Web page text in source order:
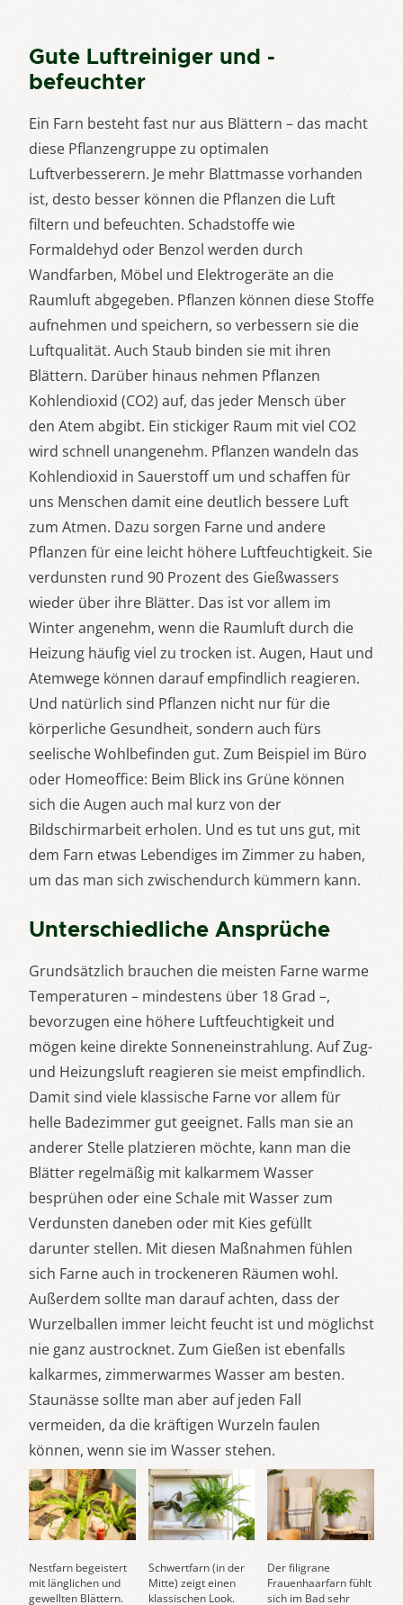
Gute Luftreiniger und -
befeuchter
Ein Farn besteht fast nur aus Blättern – das macht
diese Pflanzengruppe zu optimalen
Luftverbesserern. Je mehr Blattmasse vorhanden
ist, desto besser können die Pflanzen die Luft
filtern und befeuchten. Schadstoffe wie
Formaldehyd oder Benzol werden durch
Wandfarben, Möbel und Elektrogeräte an die
Raumluft abgegeben. Pflanzen können diese Stoffe
aufnehmen und speichern, so verbessern sie die
Luftqualität. Auch Staub binden sie mit ihren
Blättern. Darüber hinaus nehmen Pflanzen
Kohlendioxid (CO2) auf, das jeder Mensch über
den Atem abgibt. Ein stickiger Raum mit viel CO2
wird schnell unangenehm. Pflanzen wandeln das
Kohlendioxid in Sauerstoff um und schaffen für
uns Menschen damit eine deutlich bessere Luft
zum Atmen. Dazu sorgen Farne und andere
Pflanzen für eine leicht höhere Luftfeuchtigkeit. Sie
verdunsten rund 90 Prozent des Gießwassers
wieder über ihre Blätter. Das ist vor allem im
Winter angenehm, wenn die Raumluft durch die
Heizung häufig viel zu trocken ist. Augen, Haut und
Atemwege können darauf empfindlich reagieren.
Und natürlich sind Pflanzen nicht nur für die
körperliche Gesundheit, sondern auch fürs
seelische Wohlbefinden gut. Zum Beispiel im Büro
oder Homeoffice: Beim Blick ins Grüne können
sich die Augen auch mal kurz von der
Bildschirmarbeit erholen. Und es tut uns gut, mit
dem Farn etwas Lebendiges im Zimmer zu haben,
um das man sich zwischendurch kümmern kann.
Unterschiedliche Ansprüche
Grundsätzlich brauchen die meisten Farne warme
Temperaturen – mindestens über 18 Grad –,
bevorzugen eine höhere Luftfeuchtigkeit und
mögen keine direkte Sonneneinstrahlung. Auf Zug-
und Heizungsluft reagieren sie meist empfindlich.
Damit sind viele klassische Farne vor allem für
helle Badezimmer gut geeignet. Falls man sie an
anderer Stelle platzieren möchte, kann man die
Blätter regelmäßig mit kalkarmem Wasser
besprühen oder eine Schale mit Wasser zum
Verdunsten daneben oder mit Kies gefüllt
darunter stellen. Mit diesen Maßnahmen fühlen
sich Farne auch in trockeneren Räumen wohl.
Außerdem sollte man darauf achten, dass der
Wurzelballen immer leicht feucht ist und möglichst
nie ganz austrocknet. Zum Gießen ist ebenfalls
kalkarmes, zimmerwarmes Wasser am besten.
Staunässe sollte man aber auf jeden Fall
vermeiden, da die kräftigen Wurzeln faulen
können, wenn sie im Wasser stehen.
Nestfarn begeistert
mit länglichen und
gewellten Blättern.
Schwertfarn (in der
Mitte) zeigt einen
klassischen Look.
Der filigrane
Frauenhaarfarn fühlt
sich im Bad sehr